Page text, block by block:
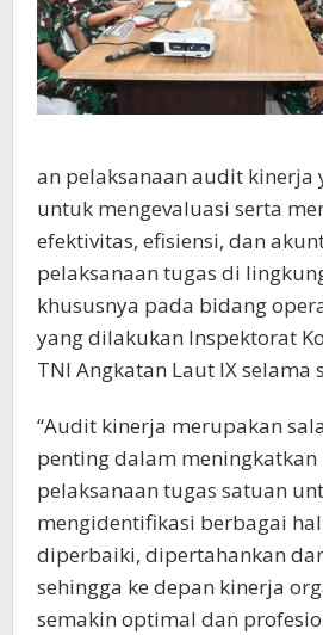
an pelaksanaan audit kinerja
untuk mengevaluasi serta
efektivitas, efisiensi, dan
pelaksanaan tugas di
khususnya pada bidang
yang dilakukan Inspektorat
TNl Angkatan Laut lX selama
“Audit kinerja merupakan
penting dalam
pelaksanaan tugas satuan
mengidentifikasi berbagai
diperbaiki, dipertahankan
sehingga ke depan kinerja
semakin optimal dan